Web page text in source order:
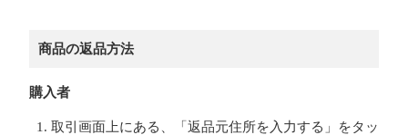
商品の返品方法
購入者
取引画面上にある、「返品元住所を入力する」をタッ